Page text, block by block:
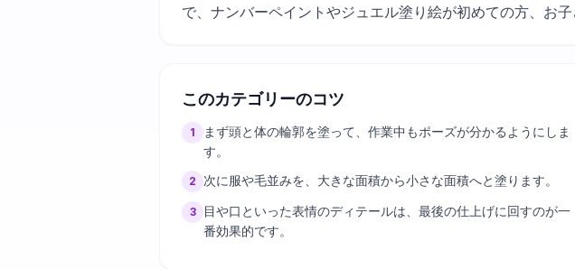
で、ナンバーペイントやジュエル塗り絵が初めての方、お子
このカテゴリーのコツ
1
まず頭と体の輪郭を塗って、作業中もポーズが分かるようにしま
す。
2 次に服や毛並みを、大きな面積から小さな面積へと塗ります。
3
目や口といった表情のディテールは、最後の仕上げに回すのが一
番効果的です。